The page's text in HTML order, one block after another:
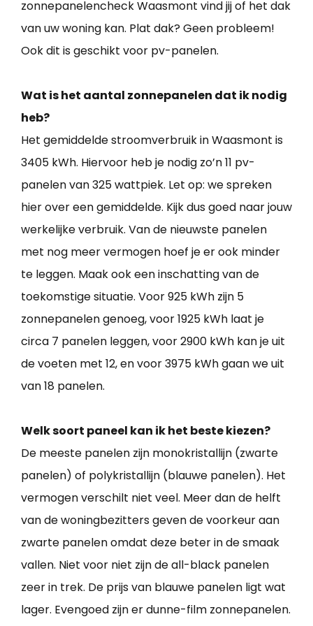
zonnepanelencheck Waasmont vind jij of het dak
van uw woning kan. Plat dak? Geen probleem!
Ook dit is geschikt voor pv-panelen.
Wat is het aantal zonnepanelen dat ik nodig
heb?
Het gemiddelde stroomverbruik in Waasmont is
3405 kWh. Hiervoor heb je nodig zo’n 11 pv-
panelen van 325 wattpiek. Let op: we spreken
hier over een gemiddelde. Kijk dus goed naar jouw
werkelijke verbruik. Van de nieuwste panelen
met nog meer vermogen hoef je er ook minder
te leggen. Maak ook een inschatting van de
toekomstige situatie. Voor 925 kWh zijn 5
zonnepanelen genoeg, voor 1925 kWh laat je
circa 7 panelen leggen, voor 2900 kWh kan je uit
de voeten met 12, en voor 3975 kWh gaan we uit
van 18 panelen.
Welk soort paneel kan ik het beste kiezen?
De meeste panelen zijn monokristallijn (zwarte
panelen) of polykristallijn (blauwe panelen). Het
vermogen verschilt niet veel. Meer dan de helft
van de woningbezitters geven de voorkeur aan
zwarte panelen omdat deze beter in de smaak
vallen. Niet voor niet zijn de all-black panelen
zeer in trek. De prijs van blauwe panelen ligt wat
lager. Evengoed zijn er dunne-film zonnepanelen.